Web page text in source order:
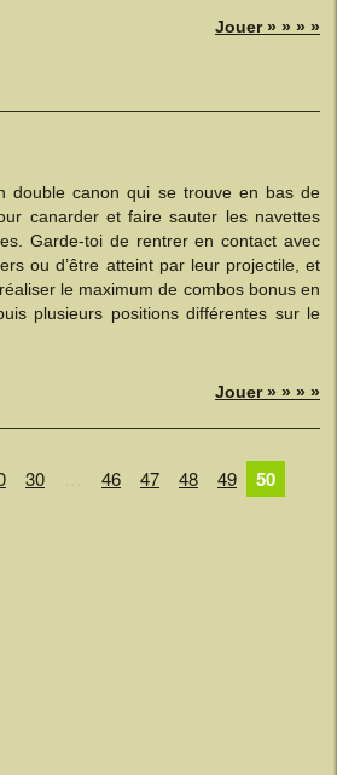
Jouer » » » »
double canon qui se trouve en bas de
canarder et faire sauter les navettes
Garde-toi de rentrer en contact avec
ou d’être atteint par leur projectile, et
le maximum de combos bonus en
plusieurs positions différentes sur le
Jouer » » » »
30 46 47 48 49 50